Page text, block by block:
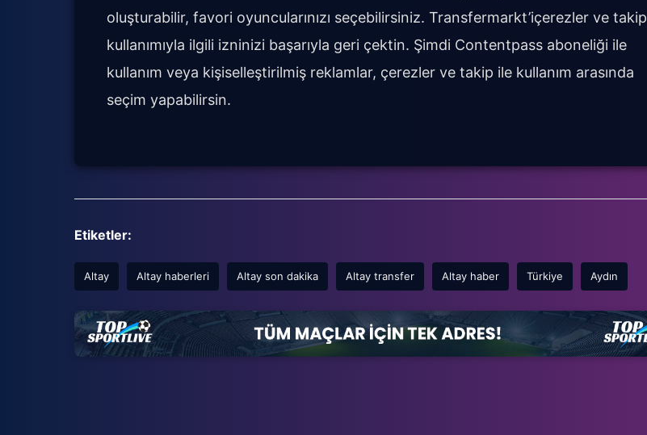
oluşturabilir, favori oyuncularınızı seçebilirsiniz. Transfermarkt’içerezler ve takip
kullanımıyla ilgili izninizi başarıyla geri çektin. Şimdi Contentpass aboneliği ile
kullanım veya kişiselleştirilmiş reklamlar, çerezler ve takip ile kullanım arasında
seçim yapabilirsin.
Etiketler:
Altay Altay haberleri Altay son dakika Altay transfer Altay haber Türkiye Aydın